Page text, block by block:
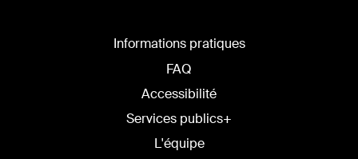
Informations pratiques
FAQ
Accessibilité
Services publics+
L'équipe